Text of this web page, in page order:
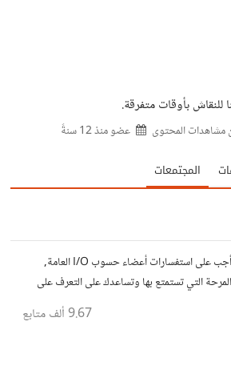
بأوقات متفرقة.
عضو منذ12 سنةً
المجتمعات
اطرح اسئلة مثيرة للتفكير وأجب على استفسارات أعضاء حسوب I/O العامة,
التي تستمتع بها وتساعدك على التعرف على
9.67 ألف متابع